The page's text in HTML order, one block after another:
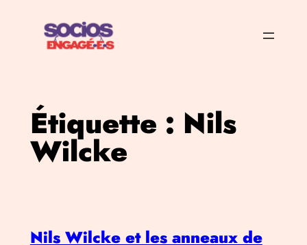
contenu
Étiquette : Nils
Wilcke
Nils Wilcke et les anneaux de